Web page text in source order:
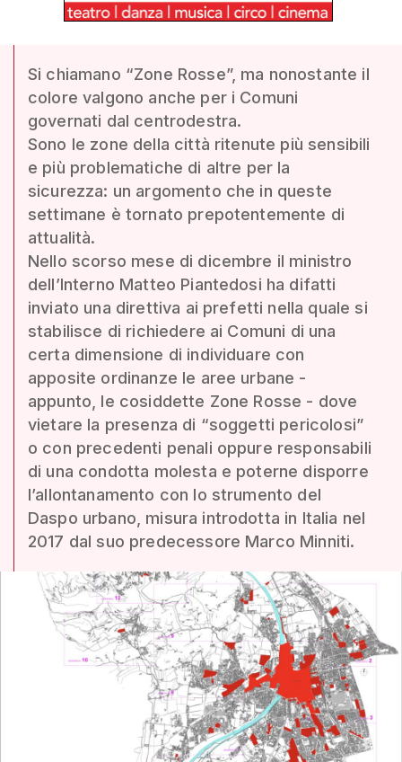
Si chiamano “Zone Rosse”, ma nonostante il
colore valgono anche per i Comuni
governati dal centrodestra.
Sono le zone della città ritenute più sensibili
e più problematiche di altre per la
sicurezza: un argomento che in queste
settimane è tornato prepotentemente di
attualità.
Nello scorso mese di dicembre il ministro
dell’Interno Matteo Piantedosi ha difatti
inviato una direttiva ai prefetti nella quale si
stabilisce di richiedere ai Comuni di una
certa dimensione di individuare con
apposite ordinanze le aree urbane -
appunto, le cosiddette Zone Rosse - dove
vietare la presenza di “soggetti pericolosi”
o con precedenti penali oppure responsabili
di una condotta molesta e poterne disporre
l’allontanamento con lo strumento del
Daspo urbano, misura introdotta in Italia nel
2017 dal suo predecessore Marco Minniti.